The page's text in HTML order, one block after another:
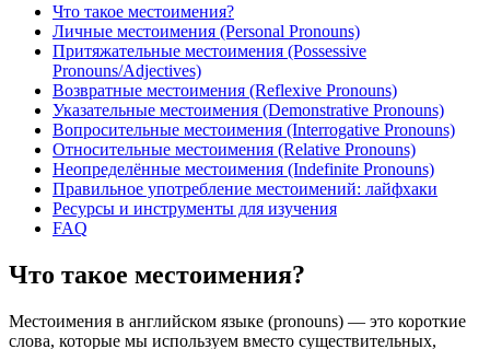
Что такое местоимения?
Личные местоимения (Personal Pronouns)
Притяжательные местоимения (Possessive
Pronouns/Adjectives)
Возвратные местоимения (Reflexive Pronouns)
Указательные местоимения (Demonstrative Pronouns)
Вопросительные местоимения (Interrogative Pronouns)
Относительные местоимения (Relative Pronouns)
Неопределённые местоимения (Indefinite Pronouns)
Правильное употребление местоимений: лайфхаки
Ресурсы и инструменты для изучения
FAQ
Что такое местоимения?
Местоимения в английском языке (pronouns) — это короткие
слова, которые мы используем вместо существительных,